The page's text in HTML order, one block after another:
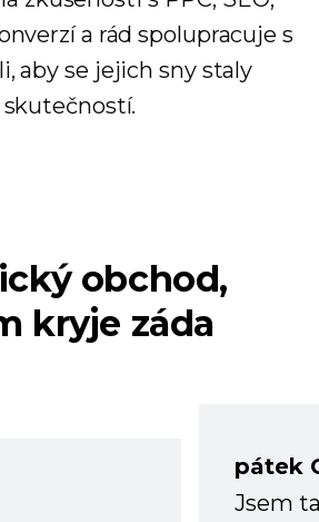
a rád spolupracuje s
aby se jejich sny staly
skutečností.
obchod,
kryje záda
pátek
Jsem